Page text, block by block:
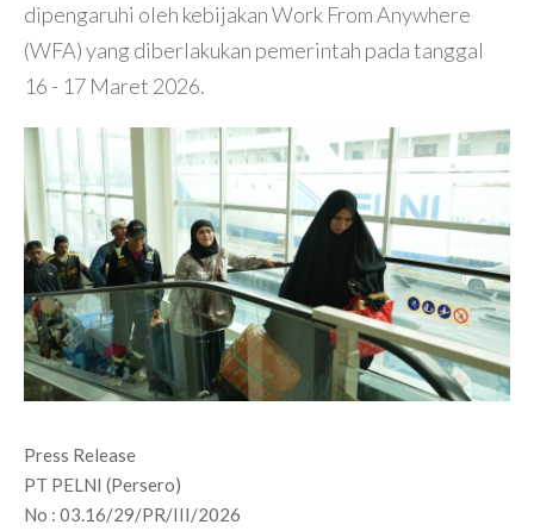
dipengaruhi oleh kebijakan Work From Anywhere
(WFA) yang diberlakukan pemerintah pada tanggal
16 - 17 Maret 2026.
Press Release
PT PELNI (Persero)
No : 03.16/29/PR/III/2026